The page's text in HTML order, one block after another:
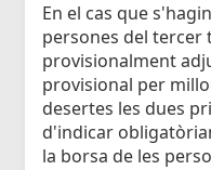
En el cas que
persones del tercer
provisionalment
provisional per
desertes les dues
d'indicar
la borsa de les